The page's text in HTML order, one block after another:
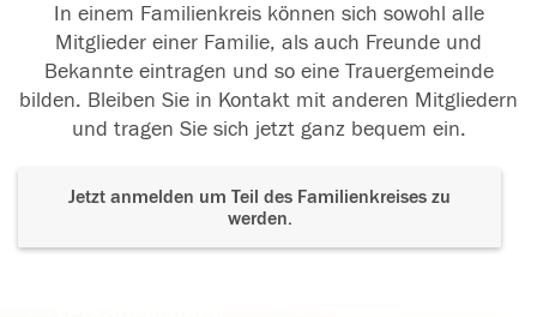
In einem Familienkreis können sich sowohl alle
Mitglieder einer Familie, als auch Freunde und
Bekannte eintragen und so eine Trauergemeinde
bilden. Bleiben Sie in Kontakt mit anderen Mitgliedern
und tragen Sie sich jetzt ganz bequem ein.
Jetzt anmelden um Teil des Familienkreises zu
werden.